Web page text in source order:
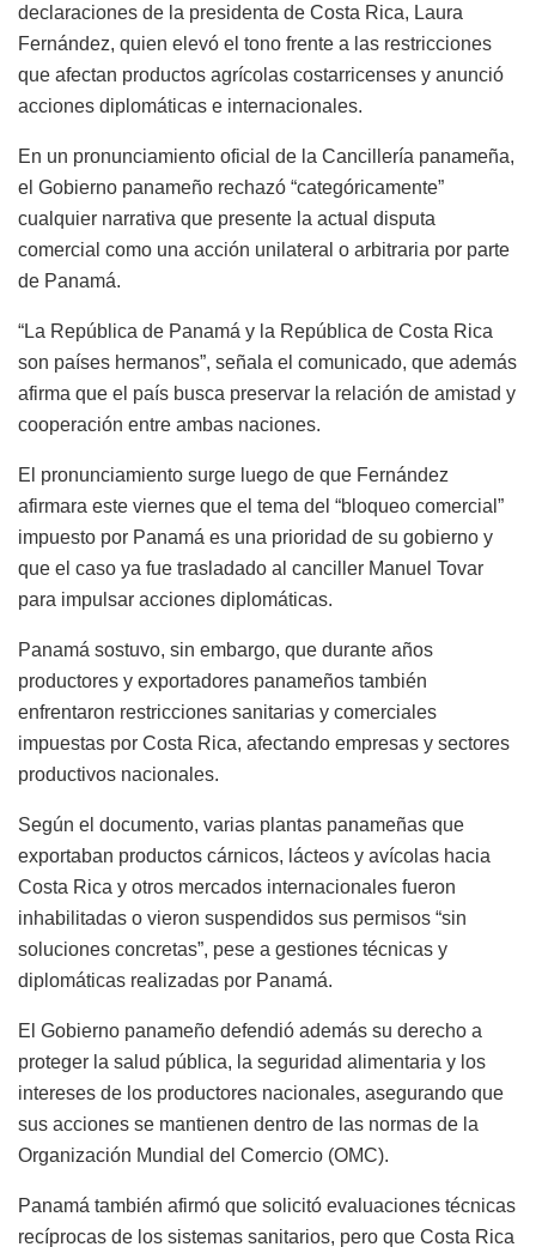
declaraciones de la presidenta de Costa Rica, Laura
Fernández, quien elevó el tono frente a las restricciones
que afectan productos agrícolas costarricenses y anunció
acciones diplomáticas e internacionales.
En un pronunciamiento oficial de la Cancillería panameña,
el Gobierno panameño rechazó “categóricamente”
cualquier narrativa que presente la actual disputa
comercial como una acción unilateral o arbitraria por parte
de Panamá.
“La República de Panamá y la República de Costa Rica
son países hermanos”, señala el comunicado, que además
afirma que el país busca preservar la relación de amistad y
cooperación entre ambas naciones.
El pronunciamiento surge luego de que Fernández
afirmara este viernes que el tema del “bloqueo comercial”
impuesto por Panamá es una prioridad de su gobierno y
que el caso ya fue trasladado al canciller Manuel Tovar
para impulsar acciones diplomáticas.
Panamá sostuvo, sin embargo, que durante años
productores y exportadores panameños también
enfrentaron restricciones sanitarias y comerciales
impuestas por Costa Rica, afectando empresas y sectores
productivos nacionales.
Según el documento, varias plantas panameñas que
exportaban productos cárnicos, lácteos y avícolas hacia
Costa Rica y otros mercados internacionales fueron
inhabilitadas o vieron suspendidos sus permisos “sin
soluciones concretas”, pese a gestiones técnicas y
diplomáticas realizadas por Panamá.
El Gobierno panameño defendió además su derecho a
proteger la salud pública, la seguridad alimentaria y los
intereses de los productores nacionales, asegurando que
sus acciones se mantienen dentro de las normas de la
Organización Mundial del Comercio (OMC).
Panamá también afirmó que solicitó evaluaciones técnicas
recíprocas de los sistemas sanitarios, pero que Costa Rica